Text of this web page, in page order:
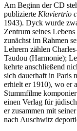
Am Beginn der CD
publizierte Klaviertrio
1943). Dyck wurde
Zentrum seines
zunächst im Rahmen
Lehrern zählen
Taudou (Harmonie);
kehrte anschließend
sich dauerhaft in Paris
erhielt er 1910), wo er
Stummfilme
einen Verlag für
er zusammen mit
nach Auschwitz